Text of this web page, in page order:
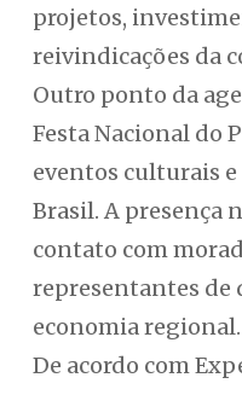
projetos,
reivindicações da
Outro ponto da
Festa Nacional do
eventos culturais
Brasil. A presença
contato com
representantes de
economia regional.
De acordo com